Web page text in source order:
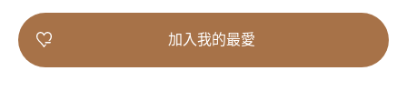
加入我的最愛